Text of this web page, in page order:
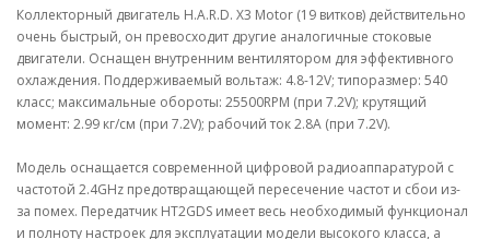
Коллекторный двигатель H.A.R.D. X3 Motor (19 витков) действительно
очень быстрый, он превосходит другие аналогичные стоковые
двигатели. Оснащен внутренним вентилятором для эффективного
охлаждения. Поддерживаемый вольтаж: 4.8-12V; типоразмер: 540
класс; максимальные обороты: 25500RPM (при 7.2V); крутящий
момент: 2.99 кг/см (при 7.2V); рабочий ток 2.8A (при 7.2V).
Модель оснащается современной цифровой радиоаппаратурой с
частотой 2.4GHz предотвращающей пересечение частот и сбои из-
за помех. Передатчик HT2GDS имеет весь необходимый функционал
и полноту настроек для эксплуатации модели высокого класса, а